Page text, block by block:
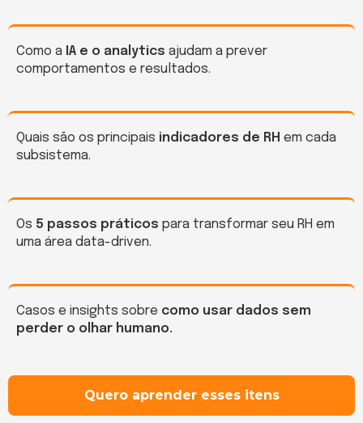
Como a IA e o analytics ajudam a prever
comportamentos e resultados.
Quais são os principais indicadores de RH em cada
subsistema.
Os 5 passos práticos para transformar seu RH em
uma área data-driven.
Casos e insights sobre como usar dados sem
perder o olhar humano.
Quero aprender esses itens